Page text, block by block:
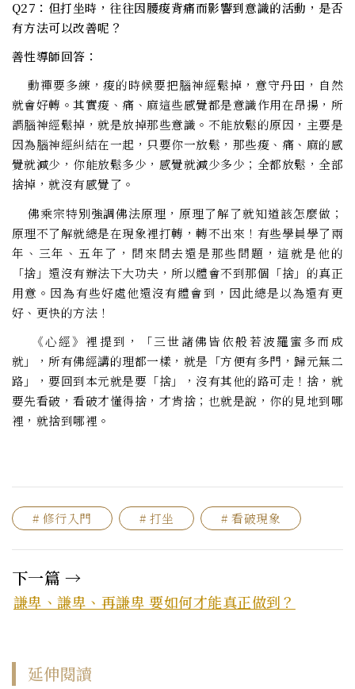
Q27：但打坐時，往往因腰痠背痛而影響到意識的活動，是否
有方法可以改善呢？
善性導師回答：
動禪要多練，痠的時候要把腦神經鬆掉，意守丹田，自然
就會好轉。其實痠、痛、麻這些感覺都是意識作用在昂揚，所
謂腦神經鬆掉，就是放掉那些意識。不能放鬆的原因，主要是
因為腦神經糾結在一起，只要你一放鬆，那些痠、痛、麻的感
覺就減少，你能放鬆多少，感覺就減少多少；全都放鬆，全部
捨掉，就沒有感覺了。
佛乘宗特別強調佛法原理，原理了解了就知道該怎麼做；
原理不了解就總是在現象裡打轉，轉不出來！有些學員學了兩
年、三年、五年了，問來問去還是那些問題，這就是他的
「捨」還沒有辦法下大功夫，所以體會不到那個「捨」的真正
用意。因為有些好處他還沒有體會到，因此總是以為還有更
好、更快的方法！
《心經》裡提到，「三世諸佛皆依般若波羅蜜多而成
就」，所有佛經講的理都一樣，就是「方便有多門，歸元無二
路」，要回到本元就是要「捨」，沒有其他的路可走！捨，就
要先看破，看破才懂得捨，才肯捨；也就是說，你的見地到哪
裡，就捨到哪裡。
# 修行入門 # 打坐 # 看破現象
下一篇 →
謙卑、謙卑、再謙卑 要如何才能真正做到？
延伸閱讀